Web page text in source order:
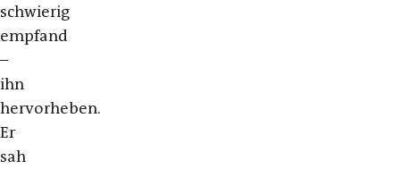
schwierig
empfand
–
ihn
hervorheben.
Er
sah